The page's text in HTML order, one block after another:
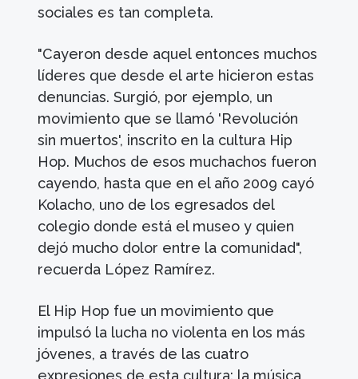
sociales es tan completa.
"Cayeron desde aquel entonces muchos
líderes que desde el arte hicieron estas
denuncias. Surgió, por ejemplo, un
movimiento que se llamó 'Revolución
sin muertos', inscrito en la cultura Hip
Hop. Muchos de esos muchachos fueron
cayendo, hasta que en el año 2009 cayó
Kolacho, uno de los egresados del
colegio donde está el museo y quien
dejó mucho dolor entre la comunidad",
recuerda López Ramírez.
El Hip Hop fue un movimiento que
impulsó la lucha no violenta en los más
jóvenes, a través de las cuatro
expresiones de esta cultura: la música,